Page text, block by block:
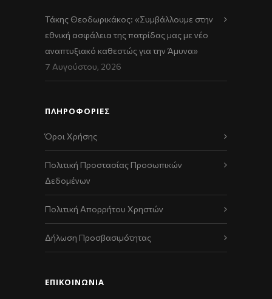
Τάκης Θεοδωρικάκος: «Συμβάλλουμε στην
εθνική ασφάλεια της πατρίδας μας με νέο
αναπτυξιακό καθεστώς για την Άμυνα»
7 Αυγούστου, 2026
ΠΛΗΡΟΦΟΡΙΕΣ
Όροι Χρήσης
Πολιτική Προστασίας Προσωπικών
Δεδομένων
Πολιτική Απορρήτου Χρηστών
Δήλωση Προσβασιμότητας
ΕΠΙΚΟΙΝΩΝΊΑ